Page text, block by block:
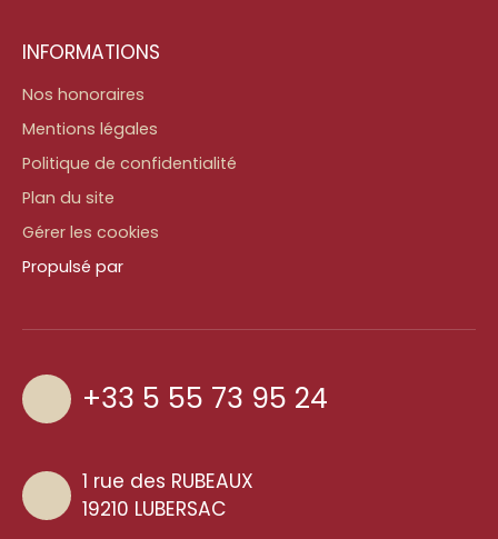
INFORMATIONS
Nos honoraires
Mentions légales
Politique de confidentialité
Plan du site
Gérer les cookies
Propulsé par
+33 5 55 73 95 24
1 rue des RUBEAUX
19210 LUBERSAC